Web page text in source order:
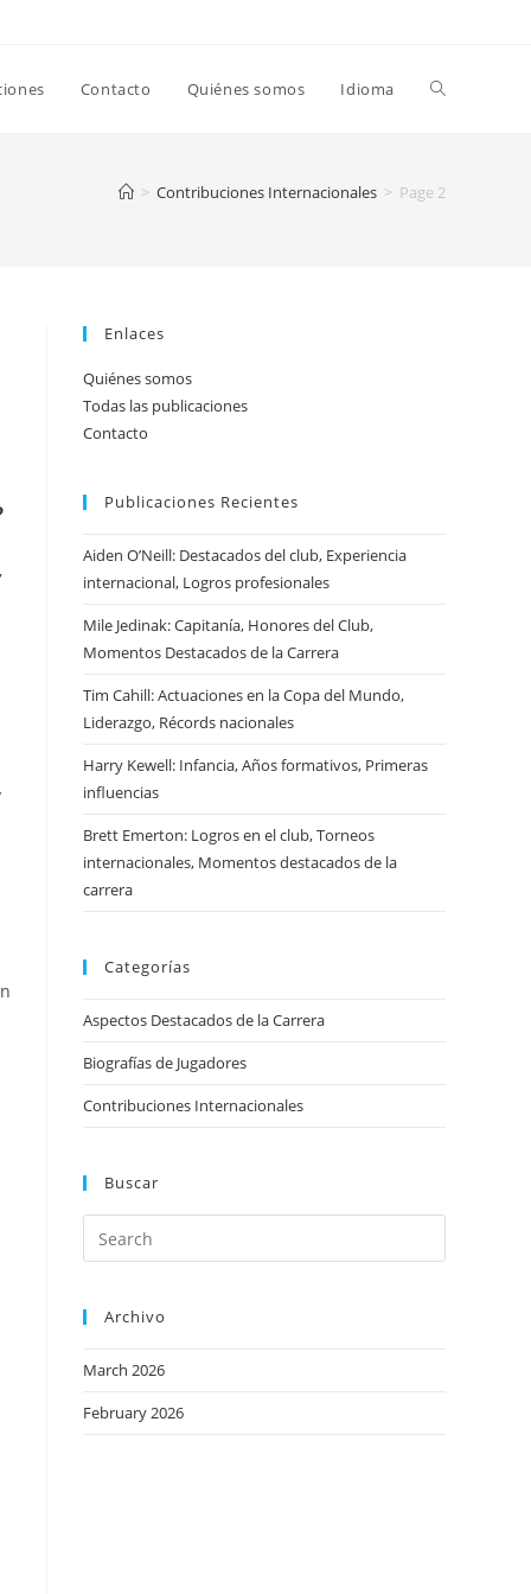
Contacto Quiénes somos Idioma Toggle
> Contribuciones Internacionales > Page 2
Enlaces
Quiénes somos
Todas las publicaciones
Contacto
Publicaciones Recientes
Aiden O’Neill: Destacados del club, Experiencia
internacional, Logros profesionales
Mile Jedinak: Capitanía, Honores del Club,
Momentos Destacados de la Carrera
Tim Cahill: Actuaciones en la Copa del Mundo,
Liderazgo, Récords nacionales
Harry Kewell: Infancia, Años formativos, Primeras
influencias
Brett Emerton: Logros en el club, Torneos
internacionales, Momentos destacados de la
carrera
Categorías
Aspectos Destacados de la Carrera
Biografías de Jugadores
Contribuciones Internacionales
Buscar
Archivo
March 2026
February 2026